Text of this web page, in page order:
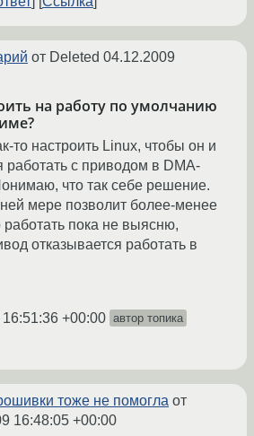
от Deleted 04.12.2009
на работу по умолчанию
то настроить Linux, чтобы он и
работать с приводом в DMA-
что так себе решение.
мере позволит более-менее
пока не выясню,
отказывается работать в
+00:00 автор топика
тоже не помогла от
16:48:05 +00:00